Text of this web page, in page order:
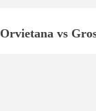
Orvietana vs